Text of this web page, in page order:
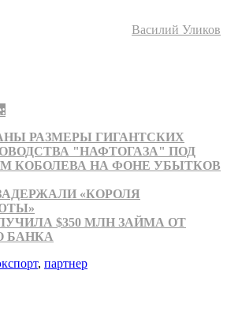
Василий Уликов
РАЗМЕРЫ ГИГАНТСКИХ
"НАФТОГАЗА" ПОД
КОБОЛЕВА НА ФОНЕ УБЫТКОВ
«КОРОЛЯ
$350 МЛН ЗАЙМА ОТ
БАНКА
, партнер